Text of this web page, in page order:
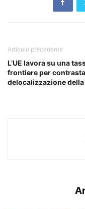
Articolo precedente
L’UE lavora su una
frontiere per
delocalizzazione della